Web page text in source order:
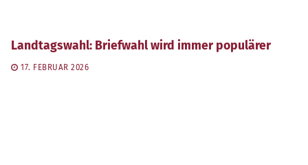
Landtagswahl: Briefwahl wird immer populärer
17. FEBRUAR 2026